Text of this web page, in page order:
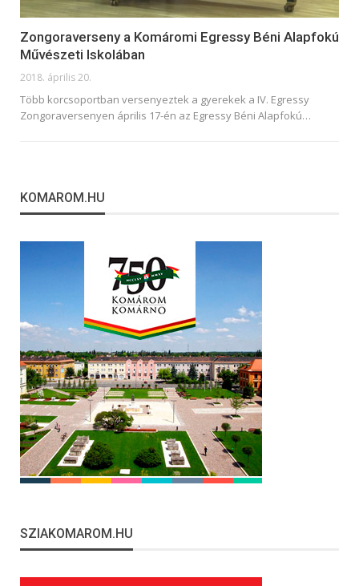
Zongoraverseny a Komáromi Egressy Béni Alapfokú
Művészeti Iskolában
2018. április 20.
Több korcsoportban versenyeztek a gyerekek a IV. Egressy
Zongoraversenyen április 17-én az Egressy Béni Alapfokú…
KOMAROM.HU
SZIAKOMAROM.HU